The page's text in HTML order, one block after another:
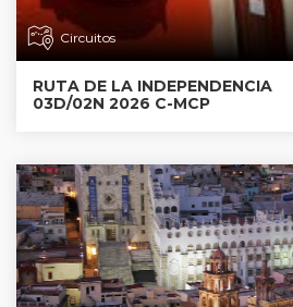
Circuitos
RUTA DE LA INDEPENDENCIA
03D/02N 2026 C-MCP